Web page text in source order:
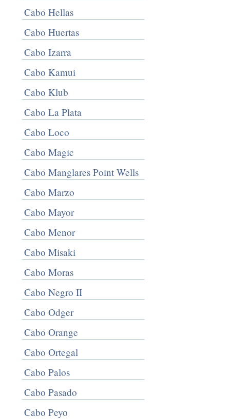
Cabo Hellas
Cabo Huertas
Cabo Izarra
Cabo Kamui
Cabo Klub
Cabo La Plata
Cabo Loco
Cabo Magic
Cabo Manglares Point Wells
Cabo Marzo
Cabo Mayor
Cabo Menor
Cabo Misaki
Cabo Moras
Cabo Negro II
Cabo Odger
Cabo Orange
Cabo Ortegal
Cabo Palos
Cabo Pasado
Cabo Peyo